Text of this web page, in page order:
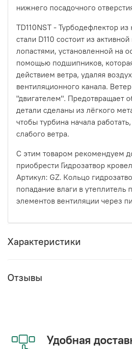
нижнего посадочного
TD110NST - Турбодефлектор
стали D110 состоит из
лопастями, установленной на
помощью подшипников,
действием ветра, удаляя
вентиляционного канала.
"двигателем". Предотвращает
детали сделаны из лёгкого
чтобы турбина начала
слабого ветра.
С этим товаром рекомендуем
приобрести Гидрозатвор
Артикул: GZ. Кольцо
попадание влаги в утеплитель
элементов вентиляции через
Характеристики
Отзывы
Удобная